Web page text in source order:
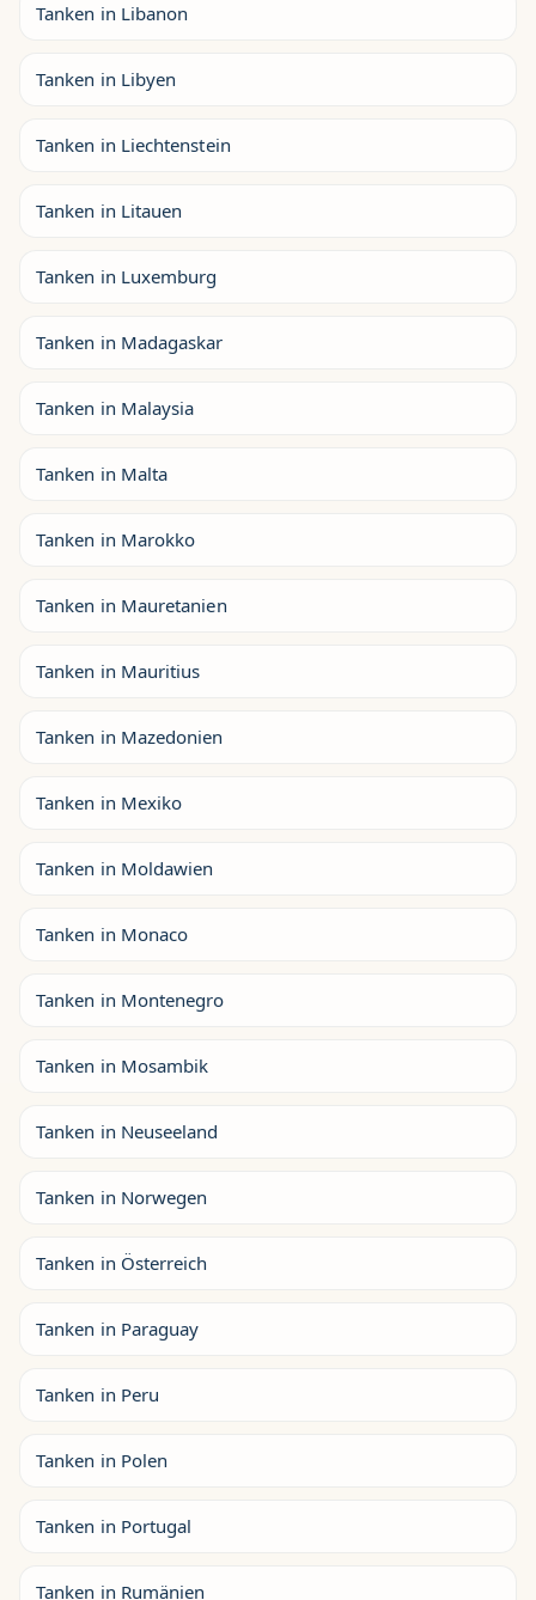
Tanken in Libanon
Tanken in Libyen
Tanken in Liechtenstein
Tanken in Litauen
Tanken in Luxemburg
Tanken in Madagaskar
Tanken in Malaysia
Tanken in Malta
Tanken in Marokko
Tanken in Mauretanien
Tanken in Mauritius
Tanken in Mazedonien
Tanken in Mexiko
Tanken in Moldawien
Tanken in Monaco
Tanken in Montenegro
Tanken in Mosambik
Tanken in Neuseeland
Tanken in Norwegen
Tanken in Österreich
Tanken in Paraguay
Tanken in Peru
Tanken in Polen
Tanken in Portugal
Tanken in Rumänien